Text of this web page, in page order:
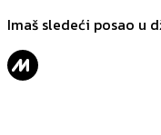
Imaš sledeći posao u